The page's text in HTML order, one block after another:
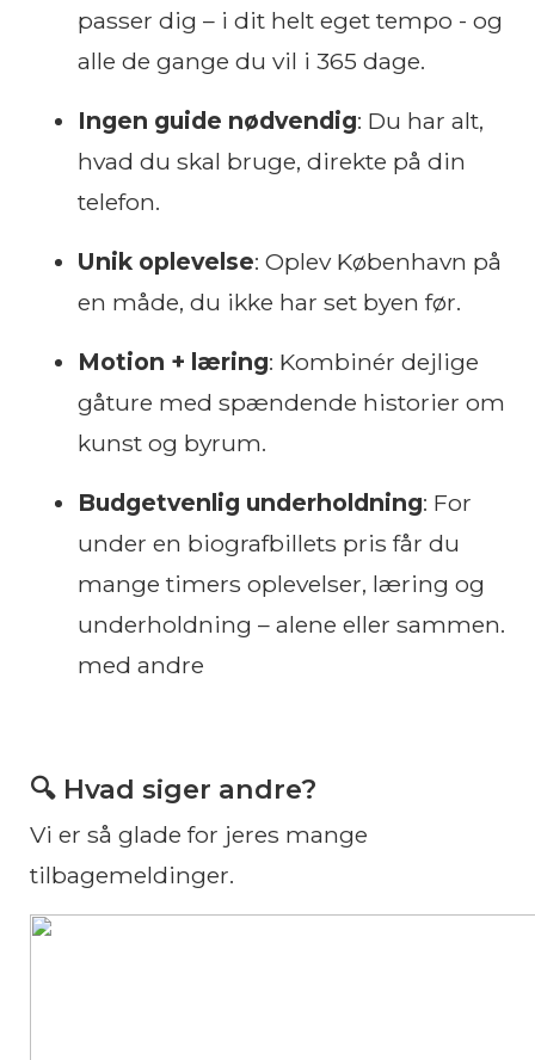
passer dig – i dit helt eget tempo - og
alle de gange du vil i 365 dage.
Ingen guide nødvendig: Du har alt,
hvad du skal bruge, direkte på din
telefon.
Unik oplevelse: Oplev København på
en måde, du ikke har set byen før.
Motion + læring: Kombinér dejlige
gåture med spændende historier om
kunst og byrum.
Budgetvenlig underholdning: For
under en biografbillets pris får du
mange timers oplevelser, læring og
underholdning – alene eller sammen.
med andre
🔍 Hvad siger andre?
Vi er så glade for jeres mange
tilbagemeldinger.